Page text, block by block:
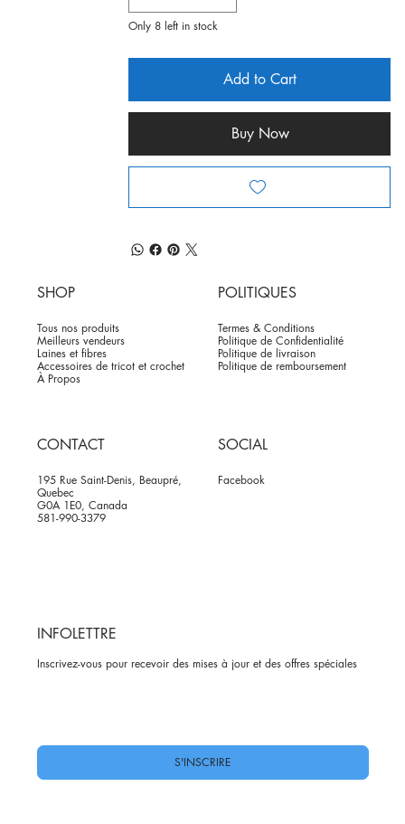
Only 8 left in stock
Add to Cart
Buy Now
SHOP
Tous nos produits
Meilleurs vendeurs
Laines et fibres
Accessoires de tricot et crochet
À Propos
POLITIQUES
Termes & Conditions
Politique de Confidentialité
Politique de livraison
Politique de remboursement
CONTACT
195 Rue Saint-Denis, Beaupré,
Quebec
G0A 1E0, Canada
581-990-3379
SOCIAL
Facebook
INFOLETTRE
Inscrivez-vous pour recevoir des mises à jour et des offres spéciales
S'INSCRIRE